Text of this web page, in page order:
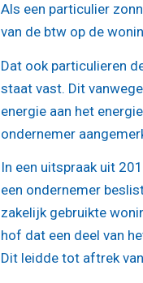
Als een particulier
van de btw op de
Dat ook particulieren
staat vast. Dit
energie aan het
ondernemer
In een uitspraak uit
een ondernemer
zakelijk gebruikte
hof dat een deel van
Dit leidde tot aftrek